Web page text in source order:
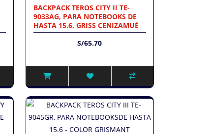
BACKPACK TEROS CITY II TE-
9033AG, PARA NOTEBOOKS DE
HASTA 15.6, GRISS CENIZAMUÉ
S/65.70